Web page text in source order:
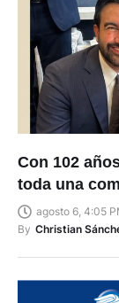
Con 102
toda una
agosto 6, 4:05
By Christian